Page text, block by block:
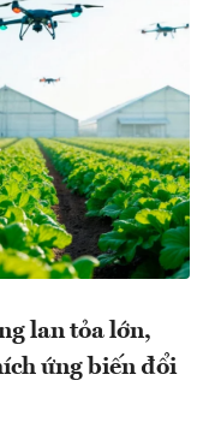
lan tỏa lớn,
ứng biến đổi